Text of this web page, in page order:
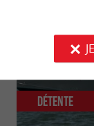
Détente